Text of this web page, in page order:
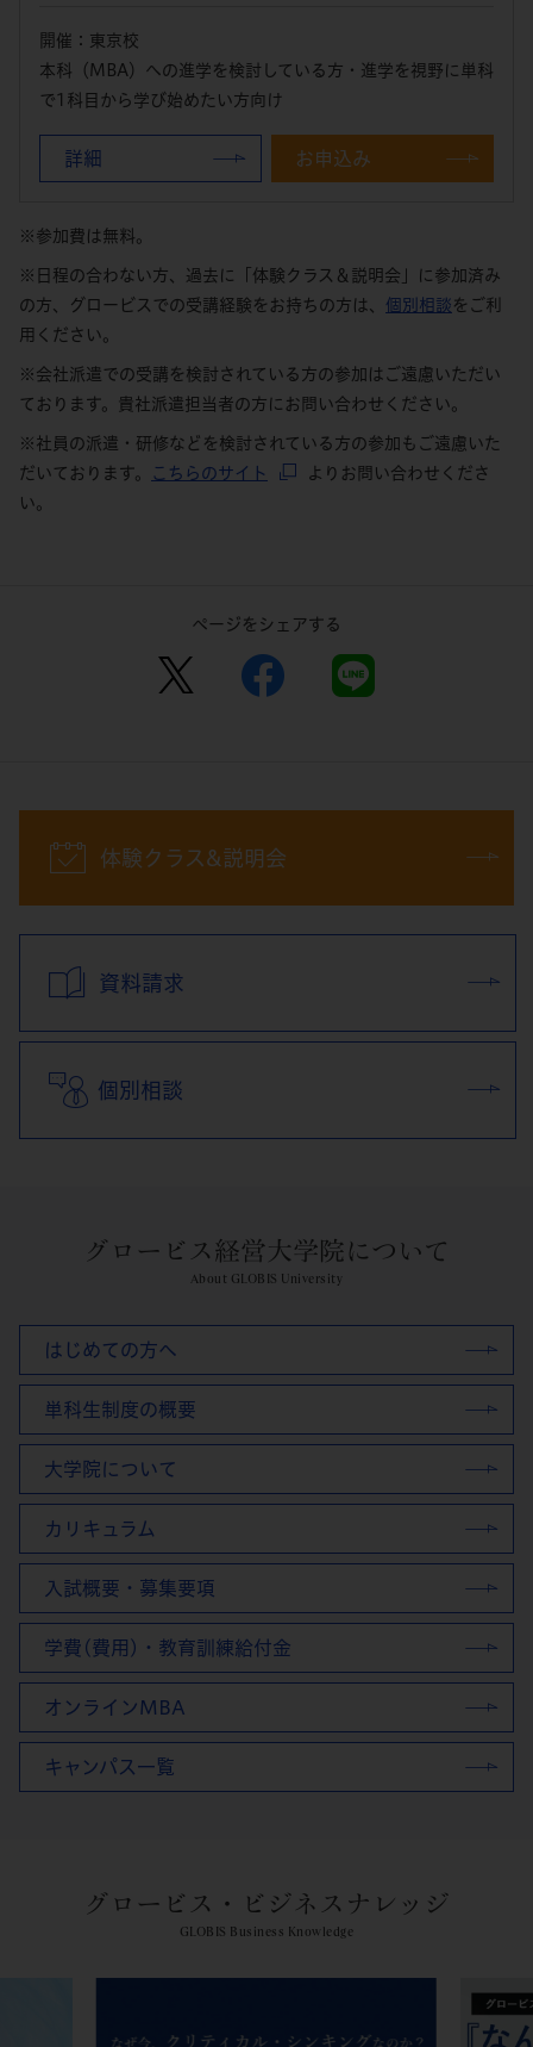
開催：東京校
本科（MBA）への進学を検討している方・進学を視野に単科
で1科目から学び始めたい方向け
詳細 お申込み
※参加費は無料。
※日程の合わない方、過去に「体験クラス＆説明会」に参加済み
の方、グロービスでの受講経験をお持ちの方は、 個別相談 をご利
用ください。
※会社派遣での受講を検討されている方の参加はご遠慮いただい
ております。貴社派遣担当者の方にお問い合わせください。
※社員の派遣・研修などを検討されている方の参加もご遠慮いた
だいております。
こちらのサイト
よりお問い合わせくださ
い。
ページをシェアする
体験クラス&説明会
資料請求
個別相談
グロービス経営大学院について
About GLOBIS University
はじめての方へ
単科生制度の概要
大学院について
カリキュラム
入試概要・募集要項
学費(費用)・教育訓練給付金
オンラインMBA
キャンパス一覧
グロービス・ビジネスナレッジ
GLOBIS Business Knowledge